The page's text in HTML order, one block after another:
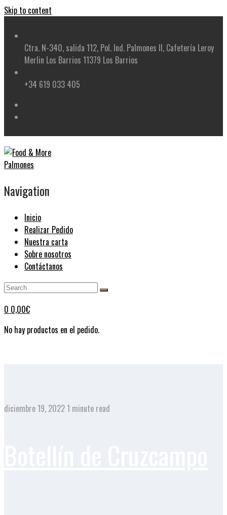
Skip to content
Ctra. N-340, salida 112, Pol. Ind. Palmones II, Cafetería Leroy
Merlin Los Barrios 11379 Los Barrios
+34 619 033 405
Navigation
Inicio
Realizar Pedido
Nuestra carta
Sobre nosotros
Contáctanos
0 0,00€
No hay productos en el pedido.
diciembre 19, 2022 1 minute read